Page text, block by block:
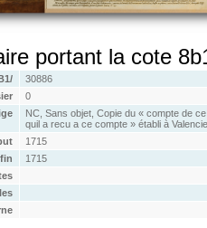
portant la cote
30886
0
NC, Sans objet, Copie du « compte de
quil a recu a ce compte » établi à
1715
1715